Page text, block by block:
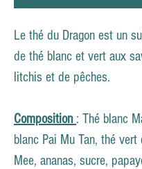
Le thé du Dragon est un
de thé blanc et vert aux
litchis et de pêches.
Composition : Thé blanc
blanc Pai Mu Tan, thé vert
Mee, ananas, sucre,